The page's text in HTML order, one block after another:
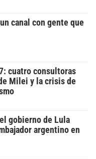
canal con gente que
cuatro consultoras
Milei y la crisis de
gobierno de Lula
argentino en